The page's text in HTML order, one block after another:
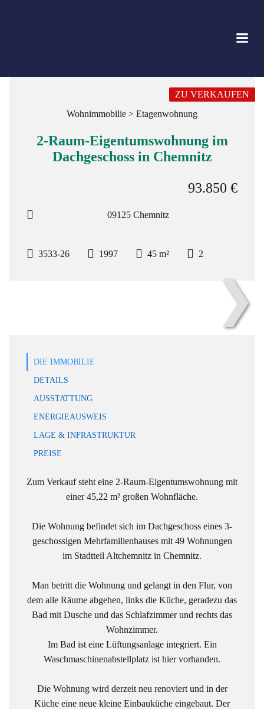
Wohnimmobilie > Etagenwohnung
ZU VERKAUFEN
2-Raum-Eigentumswohnung im
Dachgeschoss in Chemnitz
09125 Chemnitz
93.850 €
3533-26 1997 45 m² 2
❯
DIE IMMOBILIE
DETAILS
AUSSTATTUNG
ENERGIEAUSWEIS
LAGE & INFRASTRUKTUR
PREISE
Zum Verkauf steht eine 2-Raum-Eigentumswohnung mit
einer 45,22 m² großen Wohnfläche.
Die Wohnung befindet sich im Dachgeschoss eines 3-
geschossigen Mehrfamilienhauses mit 49 Wohnungen
im Stadtteil Altchemnitz in Chemnitz.
Man betritt die Wohnung und gelangt in den Flur, von
dem alle Räume abgehen, links die Küche, geradezu das
Bad mit Dusche und das Schlafzimmer und rechts das
Wohnzimmer.
Im Bad ist eine Lüftungsanlage integriert. Ein
Waschmaschinenabstellplatz ist hier vorhanden.
Die Wohnung wird derzeit neu renoviert und in der
Küche eine neue kleine Einbauküche eingebaut. Der